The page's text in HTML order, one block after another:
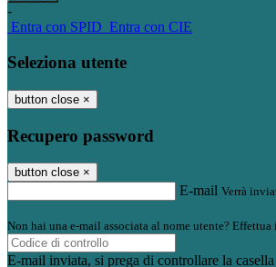
-
Entra con SPID Entra con CIE
Seleziona utente
button close ×
Recupero password
button close ×
E-mail Verrà
Non hai una e-mail associata al nome utente?
E-mail inviata, si prega di controllare la